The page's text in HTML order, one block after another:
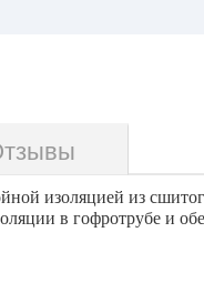
изоляцией из
в гофротрубе и